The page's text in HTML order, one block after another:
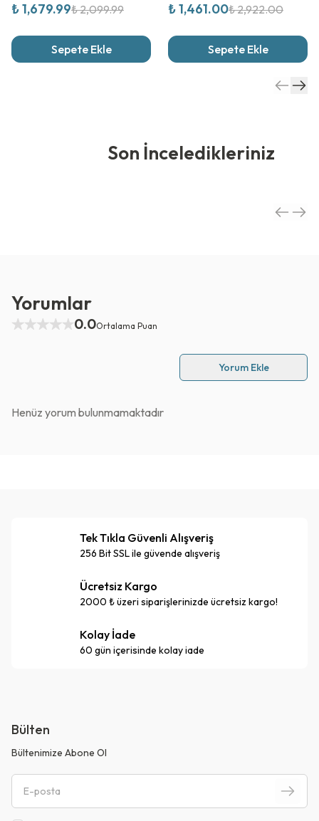
₺ 1,679.99₺ 2,099.99
Sepete Ekle
₺ 1,461.00₺ 2,922.00
Sepete Ekle
Son İnceledikleriniz
Yorumlar
0.0Ortalama Puan
Yorum Ekle
Henüz yorum bulunmamaktadır
Tek Tıkla Güvenli Alışveriş
256 Bit SSL ile güvende alışveriş
Ücretsiz Kargo
2000 ₺ üzeri siparişlerinizde ücretsiz kargo!
Kolay İade
60 gün içerisinde kolay iade
Bülten
Bültenimize Abone Ol